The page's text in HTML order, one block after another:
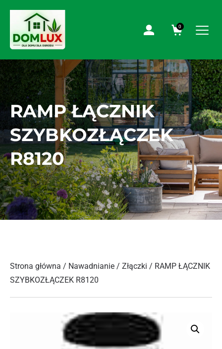
0
RAMP ŁĄCZNIK
SZYBKOZŁĄCZEK
R8120
Strona główna / Nawadnianie / Złączki / RAMP ŁĄCZNIK
SZYBKOZŁĄCZEK R8120